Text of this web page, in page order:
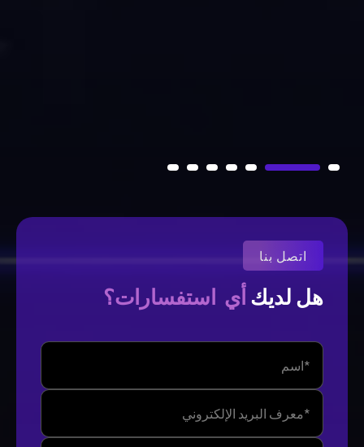
اتصل بنا
هل لديك أي استفسارات؟